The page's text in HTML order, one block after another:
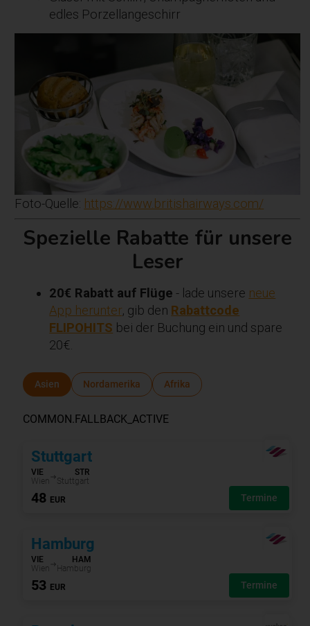
edles Porzellangeschirr
Foto-Quelle: https://www.britishairways.com/
Spezielle Rabatte für unsere
Leser
20€ Rabatt auf Flüge - lade unsere neue
App herunter, gib den Rabattcode
FLIPOHITS bei der Buchung ein und spare
20€.